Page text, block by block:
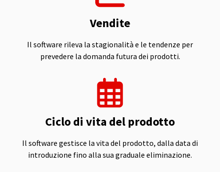
Vendite
Il software rileva la stagionalità e le tendenze per
prevedere la domanda futura dei prodotti.
Ciclo di vita del prodotto
Il software gestisce la vita del prodotto, dalla data di
introduzione fino alla sua graduale eliminazione.